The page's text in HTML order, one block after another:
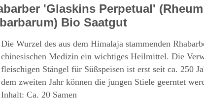
'Glaskins Perpetual' (Rheum
Bio Saatgut
Die Wurzel des aus dem Himalaja stammenden
chinesischen Medizin ein wichtiges Heilmittel. Die
fleischigen Stängel für Süßspeisen ist erst seit ca. 250
dem zweiten Jahr können die jungen Stiele geerntet
Inhalt: Ca. 20 Samen